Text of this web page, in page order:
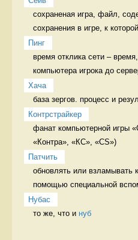
сохраненая игра, файл,
сохранения в игре, к
Пинг
время отклика сети –
компьютера игрока до
Хача
база зергов. процесс и
Контрстрайкер
фанат компьютерной игры
«Контра», «КС», «CS»)
Патчить
обновлять или взламывать
помощью специальной
Нубас
то же, что и нуб